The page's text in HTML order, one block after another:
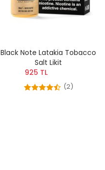
Black Note Latakia Tobacco
Salt Likit
925 TL
(2)